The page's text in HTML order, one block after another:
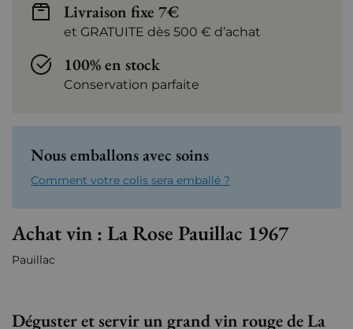
Livraison fixe 7€
et GRATUITE dès 500 € d’achat
100% en stock
Conservation parfaite
Nous emballons avec soins
Comment votre colis sera emballé ?
Achat vin : La Rose Pauillac 1967
Pauillac
Déguster et servir un grand vin rouge de La